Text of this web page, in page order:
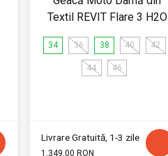
Textil REVIT Flare 3 H2O
34 36 38 40 42
44 46
Livrare Gratuită, 1-3 zile
1,349.00 RON